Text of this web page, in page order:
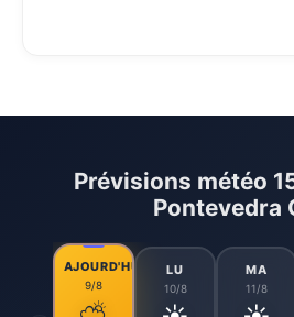
Prévisions météo
Pontevedra
AJOURD'HUI
9/8
LU
10/8
MA
11/8